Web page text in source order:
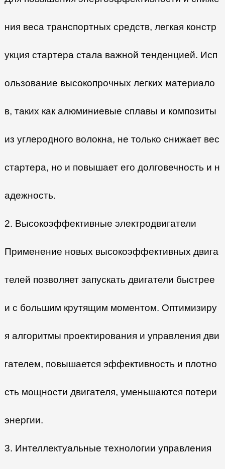
ния веса транспортных средств, легкая констр
укция стартера стала важной тенденцией. Исп
ользование высокопрочных легких материало
в, таких как алюминиевые сплавы и композиты
из углеродного волокна, не только снижает вес
стартера, но и повышает его долговечность и н
адежность.
2. Высокоэффективные электродвигатели
Применение новых высокоэффективных двига
телей позволяет запускать двигатели быстрее
и с большим крутящим моментом. Оптимизиру
я алгоритмы проектирования и управления дви
гателем, повышается эффективность и плотно
сть мощности двигателя, уменьшаются потери
энергии.
3. Интеллектуальные технологии управления